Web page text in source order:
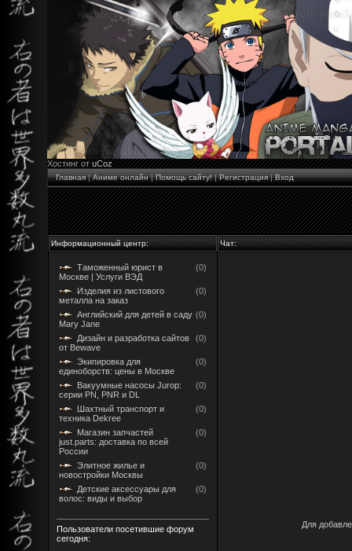
Хостинг отuCoz
Главная|Аниме онлайн|Помощь сайту!|Регистрация|Вход
Информационный центр: Чат:
Таможенный юрист в
Москве | Услуги ВЭД
(0)
Изделия из листового
металла на заказ
(0)
Английский для детей в саду
Mary Jane
(0)
Дизайн и разработка сайтов
от Bewave
(0)
Экипировка для
единоборств: цены в Москве
(0)
Вакуумные насосы Jurop:
серии PN, PNR и DL
(0)
Шахтный транспорт и
техника Dekree
(0)
Магазин запчастей
just.parts: доставка по всей
России
(0)
Элитное жилье и
новостройки Москвы
(0)
Детские аксессуары для
волос: виды и выбор
(0)
Пользователи посетившие форум
сегодня:
Для